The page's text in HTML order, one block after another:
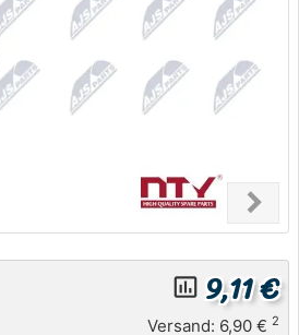
chevron_right
Next
insert_chart_outlined 9,11 €
Versand: 6,90 € 2